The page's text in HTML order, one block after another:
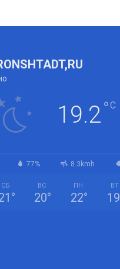
19.2°C
77% 8.3kmh
СБ
°
ВС
20°
ПН
22°
ВТ
19